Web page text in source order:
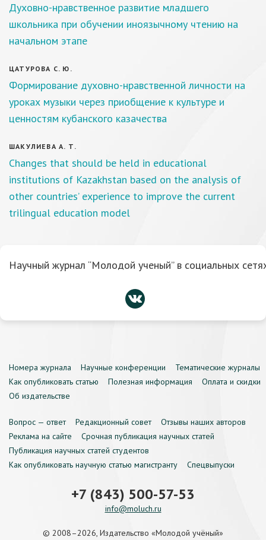
Духовно-нравственное развитие младшего
школьника при обучении иноязычному чтению на
начальном этапе
ЦАТУРОВА С. Ю.
Формирование духовно-нравственной личности на
уроках музыки через приобщение к культуре и
ценностям кубанского казачества
ШАКУЛИЕВА А. Т.
Changes that should be held in educational
institutions of Kazakhstan based on the analysis of
other countries’ experience to improve the current
trilingual education model
Научный журнал “Молодой ученый” в социальных
Номера журнала Научные конференции
Тематические журналы
Как опубликовать статью
Полезная информация
Оплата и скидки
Об издательстве
Вопрос — ответ Редакционный совет
Отзывы наших авторов
Реклама на сайте
Срочная публикация научных статей
Публикация научных статей студентов
Как опубликовать научную статью магистранту
Спецвыпуски
+7 (843) 500-57-53
info@moluch.ru
© 2008–2026, Издательство «Молодой учёный»